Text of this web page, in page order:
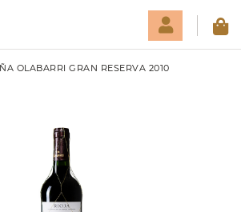
OLABARRI GRAN RESERVA 2010